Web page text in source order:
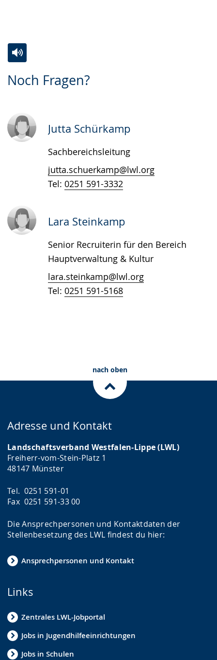
Noch Fragen?
Leichten
Audio-
Video
Gebärdensprache
wird
Jutta Schürkamp
Sachbereichsleitung
jutta.schuerkamp@lwl.org
Tel: 0251 591-3332
Lara Steinkamp
Senior Recruiterin für den Bereich
Hauptverwaltung & Kultur
lara.steinkamp@lwl.org
Tel: 0251 591-5168
nach oben
Adresse und Kontakt
Landschaftsverband Westfalen-Lippe (LWL)
Freiherr-vom-Stein-Platz 1
48147 Münster
Tel. 0251 591-01
Fax 0251 591-33 00
Die Ansprechpersonen und Kontaktdaten der
Stellenbesetzung des LWL findest du hier:
Ansprechpersonen und Kontakt
Links
Zentrales LWL-Jobportal
Jobs in Jugendhilfeeinrichtungen
Jobs in Schulen